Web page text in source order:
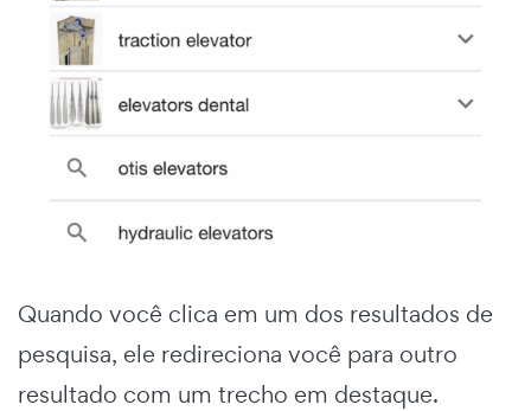
Quando você clica em um dos resultados de
pesquisa, ele redireciona você para outro
resultado com um trecho em destaque.